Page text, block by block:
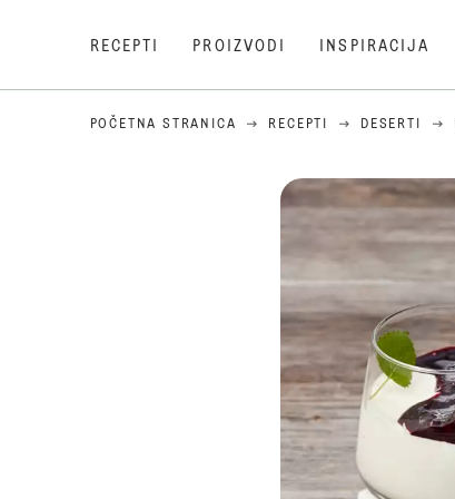
RECEPTI PROIZVODI INSPIRACIJA
POČETNA STRANICA RECEPTI DESERTI